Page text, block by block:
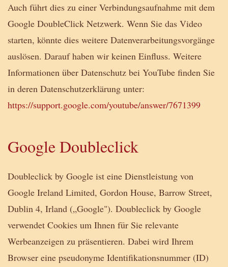
Auch führt dies zu einer Verbindungsaufnahme mit dem
Google DoubleClick Netzwerk. Wenn Sie das Video
starten, könnte dies weitere Datenverarbeitungsvorgänge
auslösen. Darauf haben wir keinen Einfluss. Weitere
Informationen über Datenschutz bei YouTube finden Sie
in deren Datenschutzerklärung unter:
https://support.google.com/youtube/answer/7671399
Google Doubleclick
Doubleclick by Google ist eine Dienstleistung von
Google Ireland Limited, Gordon House, Barrow Street,
Dublin 4, Irland („Google"). Doubleclick by Google
verwendet Cookies um Ihnen für Sie relevante
Werbeanzeigen zu präsentieren. Dabei wird Ihrem
Browser eine pseudonyme Identifikationsnummer (ID)